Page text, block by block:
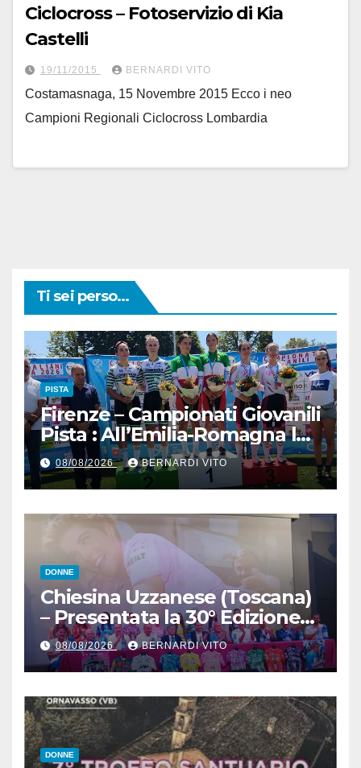
Ciclocross – Fotoservizio di Kia
Castelli
19/11/2015 BERNARDI VITO
Costamasnaga, 15 Novembre 2015 Ecco i neo
Campioni Regionali Ciclocross Lombardia
Ti sei perso...
PISTA
Firenze – Campionati Giovanili
Pista : All’Emilia-Romagna la
Maglia Tricolore Madison
“Donne Allieve”
08/08/2026 BERNARDI VITO
DONNE
Chiesina Uzzanese (Toscana)
– Presentata la 30° Edizione
del Giro della Toscana
Femminile : Si disputerà dal
27 al 30 Agosto 2026
08/08/2026 BERNARDI VITO
DONNE